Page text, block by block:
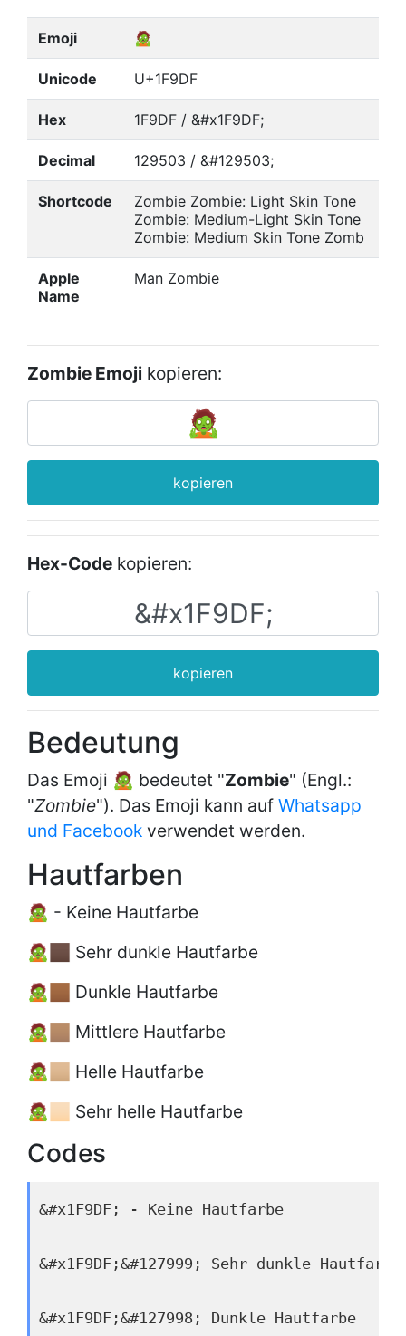
Emoji 🧟
Unicode U+1F9DF
Hex 1F9DF / &#x1F9DF;
Decimal 129503 / &#129503;
Shortcode
Zombie Zombie: Light Skin Tone
Zombie: Medium-Light Skin Tone
Zombie: Medium Skin Tone Zomb
Apple
Name
Man Zombie
Zombie Emoji kopieren:
kopieren
Hex-Code kopieren:
kopieren
Bedeutung
Das Emoji 🧟 bedeutet "Zombie" (Engl.:
"Zombie"). Das Emoji kann auf Whatsapp
und Facebook verwendet werden.
Hautfarben
🧟 - Keine Hautfarbe
🧟🏿 Sehr dunkle Hautfarbe
🧟🏾 Dunkle Hautfarbe
🧟🏽 Mittlere Hautfarbe
🧟🏼 Helle Hautfarbe
🧟🏻 Sehr helle Hautfarbe
Codes
&#x1F9DF; - Keine Hautfarbe
&#x1F9DF;&#127999; Sehr dunkle Hautfarbe
&#x1F9DF;&#127998; Dunkle Hautfarbe